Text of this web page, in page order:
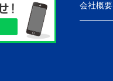
会社概要